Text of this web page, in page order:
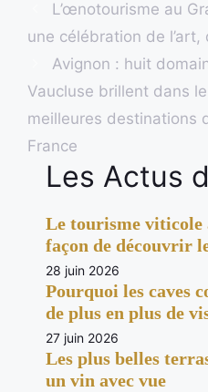
L’œnotourisme au
une célébration de
Avignon : huit
Vaucluse brillent dans
meilleures destinations
France
Les Actus
Le tourisme viticole
façon de découvrir
28 juin 2026
Pourquoi les caves
de plus en plus de
27 juin 2026
Les plus belles
un vin avec vue